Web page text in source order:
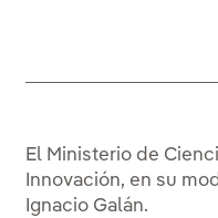
El Ministerio de
Innovación, en su
Ignacio Galán.